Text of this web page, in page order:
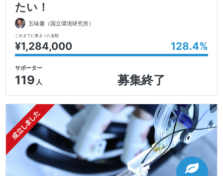
たい！
五味馨 （国立環境研究所）
これまでに集まった金額
¥1,284,000 128.4%
サポーター
119 人 募集終了